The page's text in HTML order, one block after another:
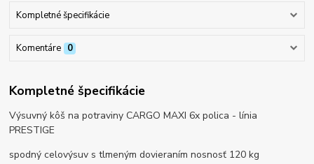
Kompletné špecifikácie
Komentáre 0
Kompletné špecifikácie
Výsuvný kôš na potraviny CARGO MAXI 6x polica - línia
PRESTIGE
spodný celovýsuv s tlmeným dovieraním nosnosť 120 kg